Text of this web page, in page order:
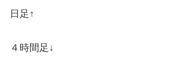
日足↑
４時間足↓